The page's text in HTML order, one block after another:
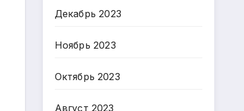
Декабрь 2023
Ноябрь 2023
Октябрь 2023
Август 2023